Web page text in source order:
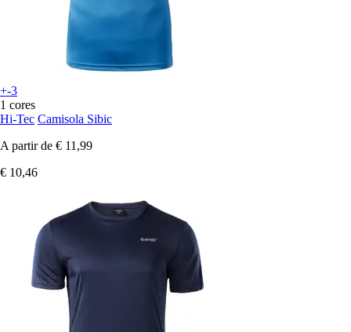
+-3
1 cores
Hi-Tec Camisola Sibic
A partir de € 11,99
€ 10,46